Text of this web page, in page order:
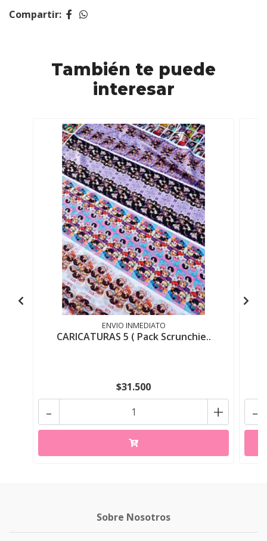
Compartir:
También te puede
interesar
ENVIO INMEDIATO
CARICATURAS 5 ( Pack Scrunchie..
$31.500
+
- -
Sobre Nosotros